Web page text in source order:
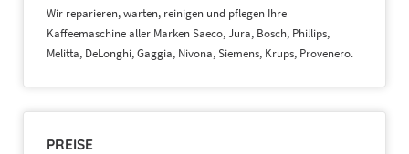
Wir reparieren, warten, reinigen und pflegen Ihre
Kaffeemaschine aller Marken Saeco, Jura, Bosch, Phillips,
Melitta, DeLonghi, Gaggia, Nivona, Siemens, Krups, Provenero.
PREISE